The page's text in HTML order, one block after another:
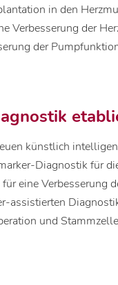
in den
Verbesserung der
der
künstlich
Diagnostik für
eine Verbesserung
assistierten
und